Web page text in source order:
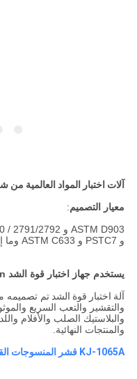
آلات اختبار المواد العالمية من
معيار التصميم:
و PSTC7 و ASTM C633 وما إلى ذلك.
يستخدم جهاز اختبار قوة الشد KeJian:
آلة اختبار قوة الشدتم تصميمه
والتقشير والتعب السريع
والبلاستيك الصلب والأفلام
والمنتجات النهائية.
KJ-1065A قشر المنسوجات القص اختبار الشد العالمي ...